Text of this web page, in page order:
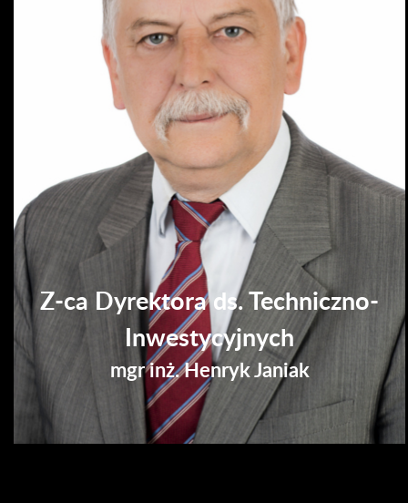
Z-ca Dyrektora ds. Techniczno-
Inwestycyjnych
mgr inż. Henryk Janiak